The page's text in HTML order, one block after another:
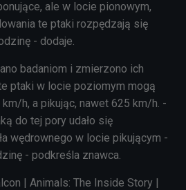
ale w locie pionowym,
te ptaki rozpędzają się
- dodaje.
badaniom i zmierzono ich
ptaki w locie poziomym mogą
h, a pikując, nawet 625 km/h. -
do tej pory udało się
wędrownego w locie pikującym -
- podkreśla znawca.
| Animals: The Inside Story |